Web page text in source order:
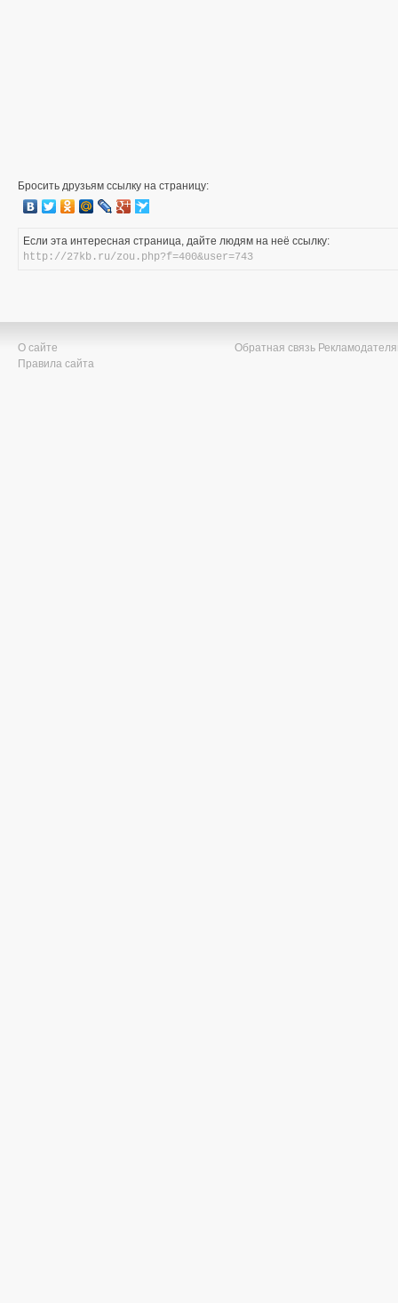
Бросить друзьям ссылку на страницу:
Если эта интересная страница, дайте людям на неё ссылку:
http://27kb.ru/zou.php?f=400&user=743
О сайте
Правила сайта
Обратная связь